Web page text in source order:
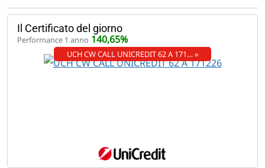
Il Certificato del giorno
Performance 1 anno 140,65%
UCH CW CALL UNICREDIT 62 A 171… »